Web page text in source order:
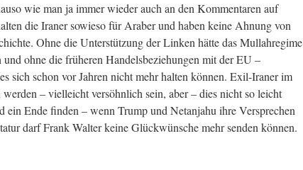
wie man ja immer wieder auch an den Kommentaren auf
die Iraner sowieso für Araber und haben keine Ahnung von
Ohne die Unterstützung der Linken hätte das Mullahregime
ohne die früheren Handelsbeziehungen mit der EU –
sich schon vor Jahren nicht mehr halten können. Exil-Iraner im
– vielleicht versöhnlich sein, aber – dies nicht so leicht
ein Ende finden – wenn Trump und Netanjahu ihre Versprechen
darf Frank Walter keine Glückwünsche mehr senden können.